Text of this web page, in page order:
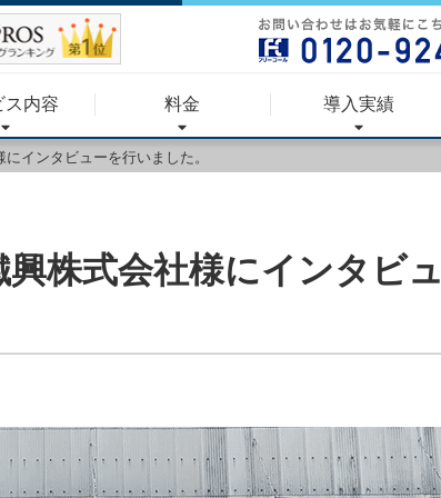
ス内容 料金 導入実績
インタビューを行いました。
株式会社様にインタビュ